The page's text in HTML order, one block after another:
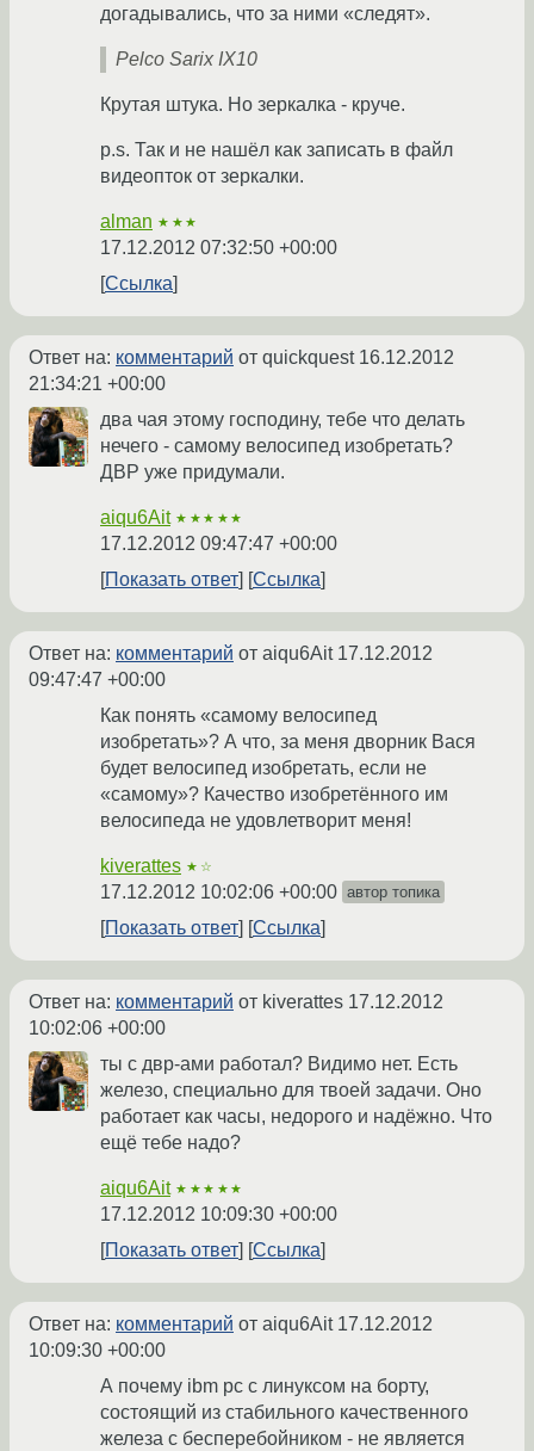
догадывались, что за ними «следят».
Pelco Sarix IX10
Крутая штука. Но зеркалка - круче.
p.s. Так и не нашёл как записать в файл
видеопток от зеркалки.
alman ★★★
17.12.2012 07:32:50 +00:00
Ссылка
Ответ на: комментарий от quickquest 16.12.2012
21:34:21 +00:00
два чая этому господину, тебе что делать
нечего - самому велосипед изобретать?
ДВР уже придумали.
aiqu6Ait ★★★★★
17.12.2012 09:47:47 +00:00
Показать ответ
Ссылка
Ответ на: комментарий от aiqu6Ait 17.12.2012
09:47:47 +00:00
Как понять «самому велосипед
изобретать»? А что, за меня дворник Вася
будет велосипед изобретать, если не
«самому»? Качество изобретённого им
велосипеда не удовлетворит меня!
kiverattes ★☆
17.12.2012 10:02:06 +00:00 автор топика
Показать ответ Ссылка
Ответ на: комментарий от kiverattes 17.12.2012
10:02:06 +00:00
ты с двр-ами работал? Видимо нет. Есть
железо, специально для твоей задачи. Оно
работает как часы, недорого и надёжно. Что
ещё тебе надо?
aiqu6Ait ★★★★★
17.12.2012 10:09:30 +00:00
Показать ответ
Ссылка
Ответ на: комментарий от aiqu6Ait 17.12.2012
10:09:30 +00:00
А почему ibm pc с линуксом на борту,
состоящий из стабильного качественного
железа с бесперебойником - не является